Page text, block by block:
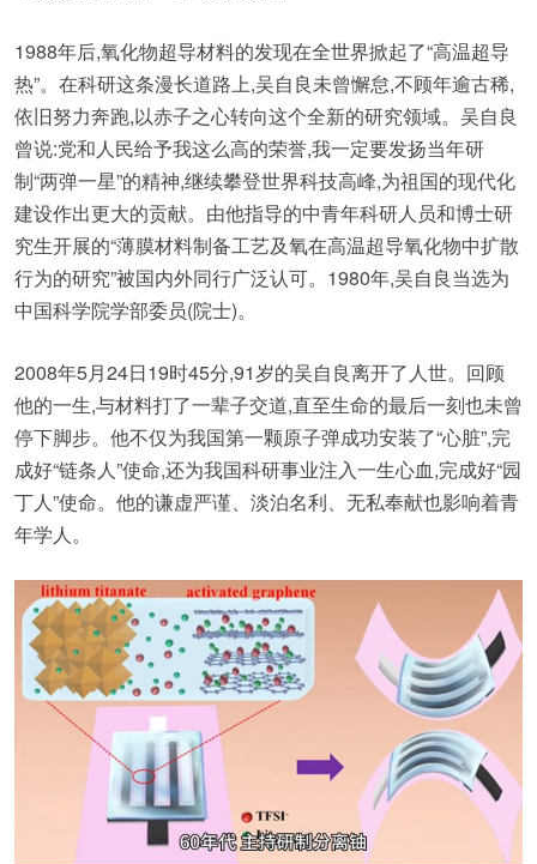
1988年后,氧化物超导材料的发现在全世界掀起了“高温超导
热”。在科研这条漫长道路上,吴自良未曾懈怠,不顾年逾古稀,
依旧努力奔跑,以赤子之心转向这个全新的研究领域。吴自良
曾说:党和人民给予我这么高的荣誉,我一定要发扬当年研
制“两弹一星”的精神,继续攀登世界科技高峰,为祖国的现代化
建设作出更大的贡献。由他指导的中青年科研人员和博士研
究生开展的“薄膜材料制备工艺及氧在高温超导氧化物中扩散
行为的研究”被国内外同行广泛认可。1980年,吴自良当选为
中国科学院学部委员(院士)。
2008年5月24日19时45分,91岁的吴自良离开了人世。回顾
他的一生,与材料打了一辈子交道,直至生命的最后一刻也未曾
停下脚步。他不仅为我国第一颗原子弹成功安装了“心脏”,完
成好“链条人”使命,还为我国科研事业注入一生心血,完成好“园
丁人”使命。他的谦虚严谨、淡泊名利、无私奉献也影响着青
年学人。